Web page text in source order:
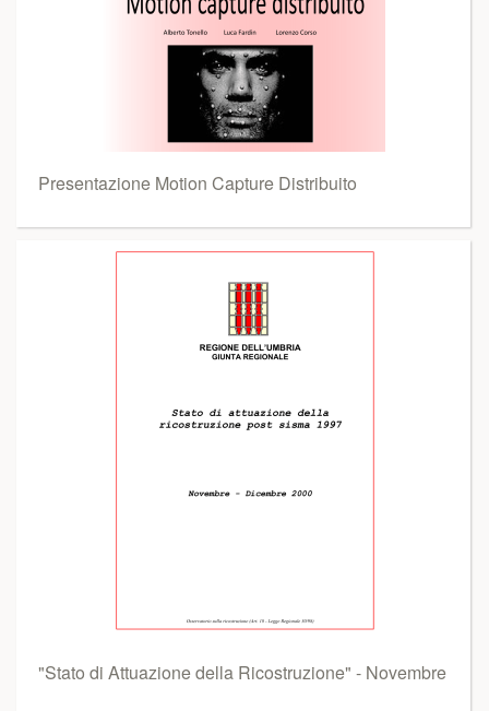
Presentazione Motion Capture Distribuito
"Stato di Attuazione della Ricostruzione" - Novembre